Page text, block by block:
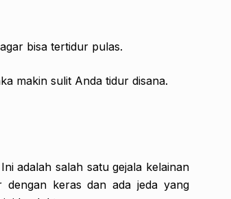
bisa tertidur pulas.
makin sulit Anda tidur disana.
adalah salah satu gejala kelainan
dengan keras dan ada jeda yang